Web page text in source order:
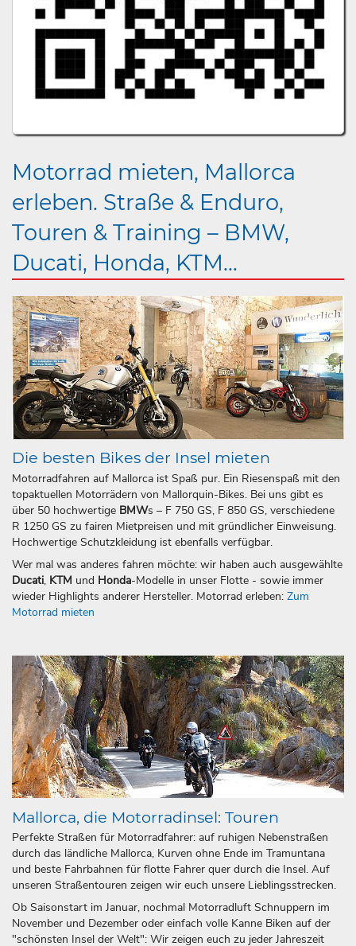
Motorrad mieten, Mallorca
erleben. Straße & Enduro,
Touren & Training – BMW,
Ducati, Honda, KTM...
Die besten Bikes der Insel mieten
Motorradfahren auf Mallorca ist Spaß pur. Ein Riesenspaß mit den
topaktuellen Motorrädern von Mallorquin-Bikes. Bei uns gibt es
über 50 hochwertige BMWs – F 750 GS, F 850 GS, verschiedene
R 1250 GS zu fairen Mietpreisen und mit gründlicher Einweisung.
Hochwertige Schutzkleidung ist ebenfalls verfügbar.
Wer mal was anderes fahren möchte: wir haben auch ausgewählte
Ducati, KTM und Honda-Modelle in unser Flotte - sowie immer
wieder Highlights anderer Hersteller. Motorrad erleben: Zum
Motorrad mieten
Mallorca, die Motorradinsel: Touren
Perfekte Straßen für Motorradfahrer: auf ruhigen Nebenstraßen
durch das ländliche Mallorca, Kurven ohne Ende im Tramuntana
und beste Fahrbahnen für flotte Fahrer quer durch die Insel. Auf
unseren Straßentouren zeigen wir euch unsere Lieblingsstrecken.
Ob Saisonstart im Januar, nochmal Motorradluft Schnuppern im
November und Dezember oder einfach volle Kanne Biken auf der
"schönsten Insel der Welt": Wir zeigen euch zu jeder Jahreszeit